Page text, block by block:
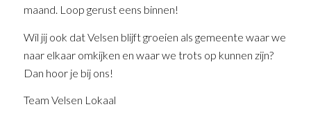
maand. Loop gerust eens binnen!
Wil jij ook dat Velsen blijft groeien als gemeente waar we
naar elkaar omkijken en waar we trots op kunnen zijn?
Dan hoor je bij ons!
Team Velsen Lokaal